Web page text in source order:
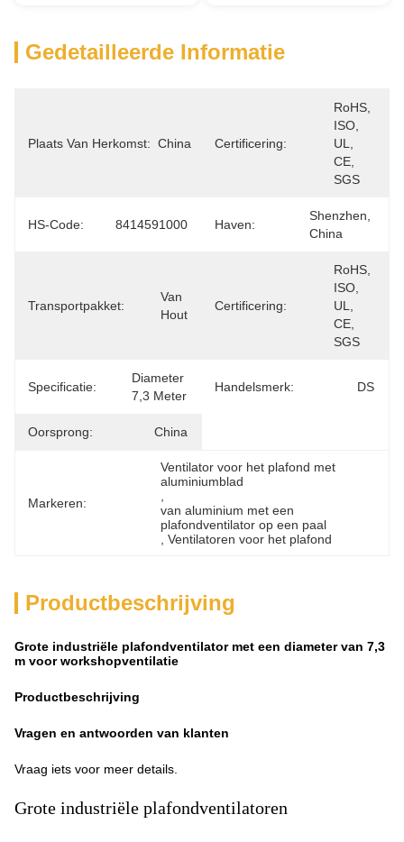
Gedetailleerde Informatie
Plaats Van Herkomst: China Certificering:
RoHS,
ISO,
UL,
CE,
SGS
HS-Code: 8414591000 Haven:
Shenzhen,
China
Transportpakket:
Van
Hout
Certificering:
RoHS,
ISO,
UL,
CE,
SGS
Specificatie:
Diameter
7,3 Meter
Handelsmerk: DS
Oorsprong: China
Markeren:
Ventilator voor het plafond met
aluminiumblad
van aluminium met een
plafondventilator op een paal
, Ventilatoren voor het plafond
Productbeschrijving
Grote industriële plafondventilator met een diameter van 7,3
m voor workshopventilatie
Productbeschrijving
Vragen en antwoorden van klanten
Vraag iets voor meer details.
Grote industriële plafondventilatoren